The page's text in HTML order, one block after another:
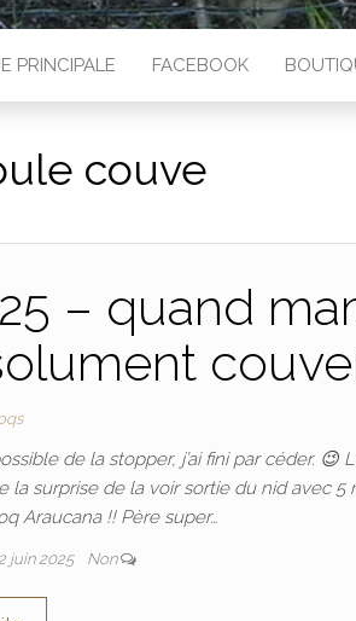
PRINCIPALE FACEBOOK
couve
– quand
de la stopper, j’ai fini par céder. 😉
la surprise de la voir sortie du nid avec 5
Araucana !! Père super…
juin 2025 Non